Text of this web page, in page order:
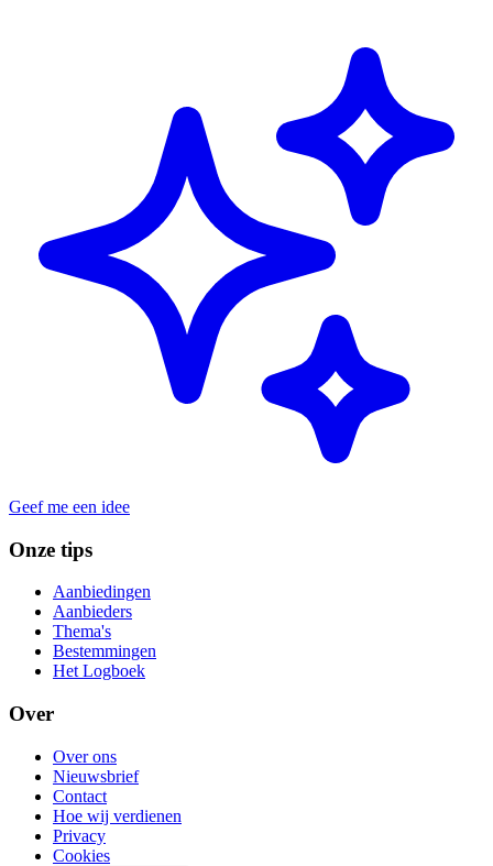
Geef me een idee
Onze tips
Aanbiedingen
Aanbieders
Thema's
Bestemmingen
Het Logboek
Over
Over ons
Nieuwsbrief
Contact
Hoe wij verdienen
Privacy
Cookies